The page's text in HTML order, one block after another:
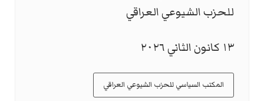
للحزب الشيوعي العراقي
١٣ كانون الثاني ٢٠٢٦
المكتب السياسي للحزب الشيوعي العراقي